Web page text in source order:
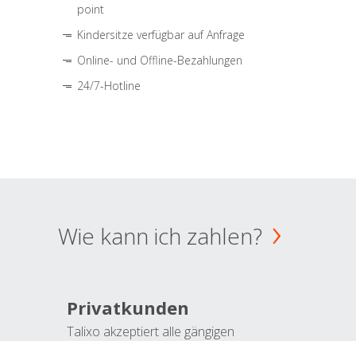
point
Kindersitze verfügbar auf Anfrage
Online- und Offline-Bezahlungen
24/7-Hotline
Wie kann ich zahlen?
Privatkunden
Talixo akzeptiert alle gängigen